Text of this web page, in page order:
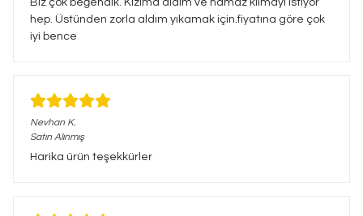
Biz çok beğendik. Kızıma aldım ve namaz kılmayı istiyor
hep. Üstünden zorla aldım yıkamak için.fiyatına göre çok
iyi bence
Nevhan K.
Satın Alınmış
Harika ürün teşekkürler